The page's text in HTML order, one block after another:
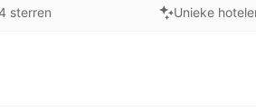
sterren Unieke